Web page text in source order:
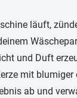
läuft,
und Duft
mit blumiger
ab und